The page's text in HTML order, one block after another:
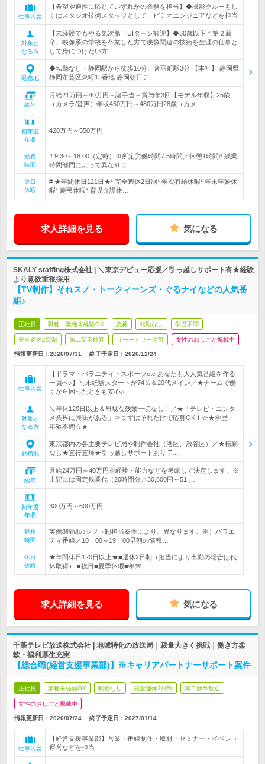
仕事内容
【希望や適性に応じていずれかの業務を担当】◆撮影クルーもし
くはスタジオ技術スタッフとして、ビデオエンジニアなどを担当
対象と
なる方
【未経験でもやる気次第！UIターン歓迎】◆30歳以下＊第２新
卒、映像系の学校を卒業した方で映像関連の技術を生涯の仕事と
して身につけたい方
勤務地
◆転勤なし・静岡駅から徒歩10分、音羽町駅3分 【本社】 静岡県
静岡市葵区東町15番地 静岡朝日テ…
給与
月給21万円～40万円＋諸手当＋賞与年3回【モデル年収】25歳
（カメラ/音声）年収450万円～480万円28歳（カメ…
初年度
年収
420万円～550万円
勤務
時間
# 9:30～18:00（定時）※所定労働時間7.5時間／休憩1時間# 残業
時間部門によって異なりま…
休日
休暇
# ★年間休日121日★* 完全週休2日制* 年次有給休暇* 年末年始休
暇* 慶弔休暇* 育児介護休…
求人詳細を見る 気になる
SKALY staffing株式会社 | ＼東京デビュー応援／引っ越しサポート有★経験
より意欲重視採用
【TV制作】それスノ・トークィーンズ・ぐるナイなどの人気番
組♪
正社員 職種・業種未経験OK 急募 転勤なし 学歴不問
完全週休2日制 第二新卒歓迎 リモートワーク可 女性のおしごと掲載中
情報更新日：2026/07/31 終了予定日： 2026/12/24
仕事内容
【ドラマ・バラエティ・スポーツetc あなたも大人気番組を作る
一員へ♪】＼未経験スタートが74％＆20代メイン／★チームで働
くから困ったときも安心♪
対象と
なる方
＼年休120日以上＆無駄な残業一切なし！／★「テレビ・エンタ
メ業界に興味がある」⇒まずはそれだけで応募OK！☆★学歴・
年齢不問☆★
勤務地
東京都内の各主要テレビ局や制作会社（港区、渋谷区）／★転勤
なし★直行直帰★引っ越しサポートあり T…
給与
月給24万円～40万円※経験・能力などを考慮して決定します。※
上記には固定残業代（20時間分／30,800円～51,…
初年度
年収
300万円～600万円
勤務
時間
実働8時間のシフト制担当案件により、異なります。例）バラエ
ティ番組／10：00～19：00早朝の情報…
休日
休暇
★年間休日120日以上★■週休2日制（担当により出勤の場合は代
休取得） ■祝日■夏季休暇■年末…
求人詳細を見る 気になる
千葉テレビ放送株式会社 | 地域特化の放送局｜裁量大きく挑戦｜働き方柔
軟・福利厚生充実
【総合職(経営支援事業部)】※キャリアパートナーサポート案件
正社員 業種未経験OK 転勤なし 完全週休2日制 第二新卒歓迎
女性のおしごと掲載中
情報更新日：2026/07/24 終了予定日： 2027/01/14
仕事内容
【経営支援事業部】営業・番組制作・取材・セミナー・イベント
運営などを担当